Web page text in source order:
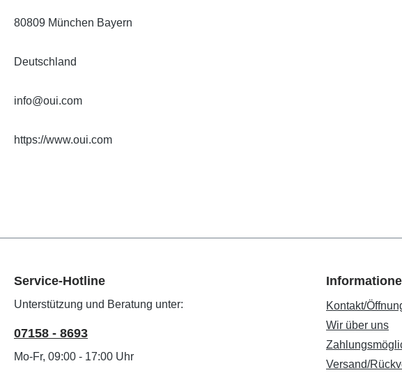
80809 München Bayern
Deutschland
info@oui.com
https://www.oui.com
Service-Hotline
Unterstützung und Beratung unter:
07158 - 8693
Mo-Fr, 09:00 - 17:00 Uhr
Kontakt/
Wir über uns
Versand/